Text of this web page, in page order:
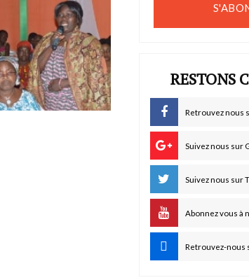
RESTONS
Retrouvez nous
Suivez nous sur
Suivez nous sur
Abonnez vous à
Retrouvez-nous